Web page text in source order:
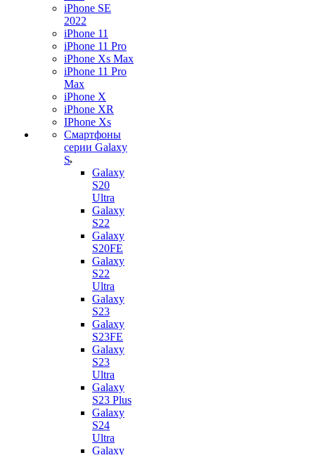
iPhone SE
2022
iPhone 11
iPhone 11 Pro
iPhone Xs Max
iPhone 11 Pro
Max
iPhone X
iPhone XR
IPhone Xs
Смартфоны
серии Galaxy
S
Galaxy
S20
Ultra
Galaxy
S22
Galaxy
S20FE
Galaxy
S22
Ultra
Galaxy
S23
Galaxy
S23FE
Galaxy
S23
Ultra
Galaxy
S23 Plus
Galaxy
S24
Ultra
Galaxy